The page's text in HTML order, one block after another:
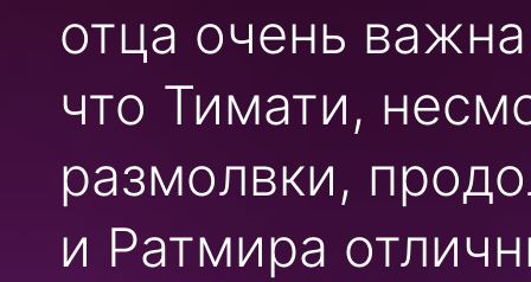
отца очень
что Тимати,
размолвки,
и Ратмира